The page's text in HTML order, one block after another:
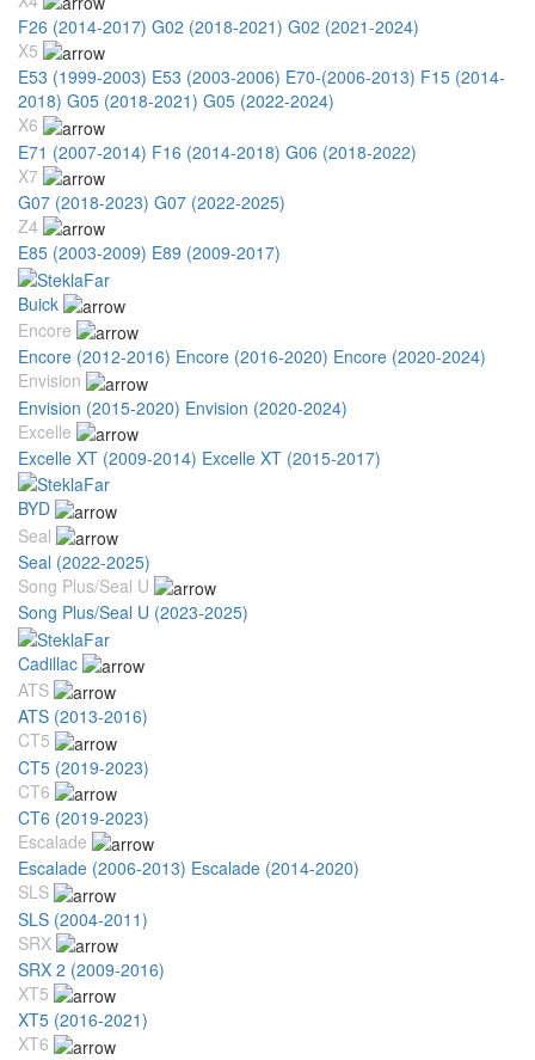
F26 (2014-2017) G02 (2018-2021) G02 (2021-2024)
X5
E53 (1999-2003) E53 (2003-2006) E70-(2006-2013) F15 (2014-
2018) G05 (2018-2021) G05 (2022-2024)
X6
E71 (2007-2014) F16 (2014-2018) G06 (2018-2022)
X7
G07 (2018-2023) G07 (2022-2025)
Z4
E85 (2003-2009) E89 (2009-2017)
Buick
Encore
Encore (2012-2016) Encore (2016-2020) Encore (2020-2024)
Envision
Envision (2015-2020) Envision (2020-2024)
Excelle
Excelle XT (2009-2014) Excelle XT (2015-2017)
BYD
Seal
Seal (2022-2025)
Song Plus/Seal U
Song Plus/Seal U (2023-2025)
Cadillac
ATS
ATS (2013-2016)
CT5
CT5 (2019-2023)
CT6
CT6 (2019-2023)
Escalade
Escalade (2006-2013) Escalade (2014-2020)
SLS
SLS (2004-2011)
SRX
SRX 2 (2009-2016)
XT5
XT5 (2016-2021)
XT6